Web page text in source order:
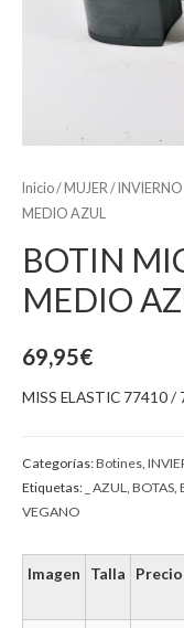
Inicio/ MUJER / INVIERNO
MEDIO AZUL
BOTIN
MEDIO
69,95€
MISS ELASTIC 77410 /
Categorías:Botines
Etiquetas: _ AZUL BOTAS
VEGANO
Imagen Talla Precio